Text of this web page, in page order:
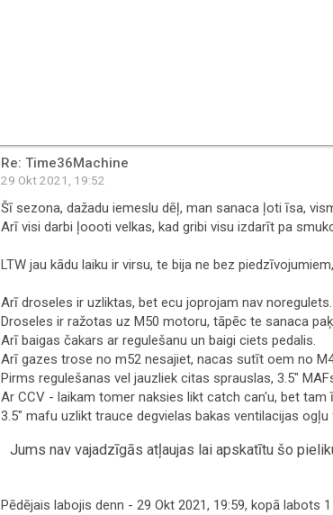
Re: Time36Machine
29 Okt 2021, 19:52
Šī sezona, dažadu iemeslu dēļ, man sanaca ļoti īsa,
Arī visi darbi ļoooti velkas, kad gribi visu izdarīt pa
LTW jau kādu laiku ir virsu, te bija ne bez
Arī droseles ir uzliktas, bet ecu joprojam nav noregulets.
Droseles ir ražotas uz M50 motoru, tāpēc te sanaca
Arī baigas čakars ar regulešanu un baigi ciets pedalis.
Arī gazes trose no m52 nesajiet, nacas sutīt oem no
Pirms regulešanas vel jauzliek citas sprauslas, 3.5"
Ar CCV - laikam tomer naksies likt catch can'u, bet tam
3.5" mafu uzlikt trauce degvielas bakas ventilacijas
Jums nav vajadzīgās atļaujas lai apskatītu šo
Pēdējais labojis denn - 29 Okt 2021, 19:59, kopā labots